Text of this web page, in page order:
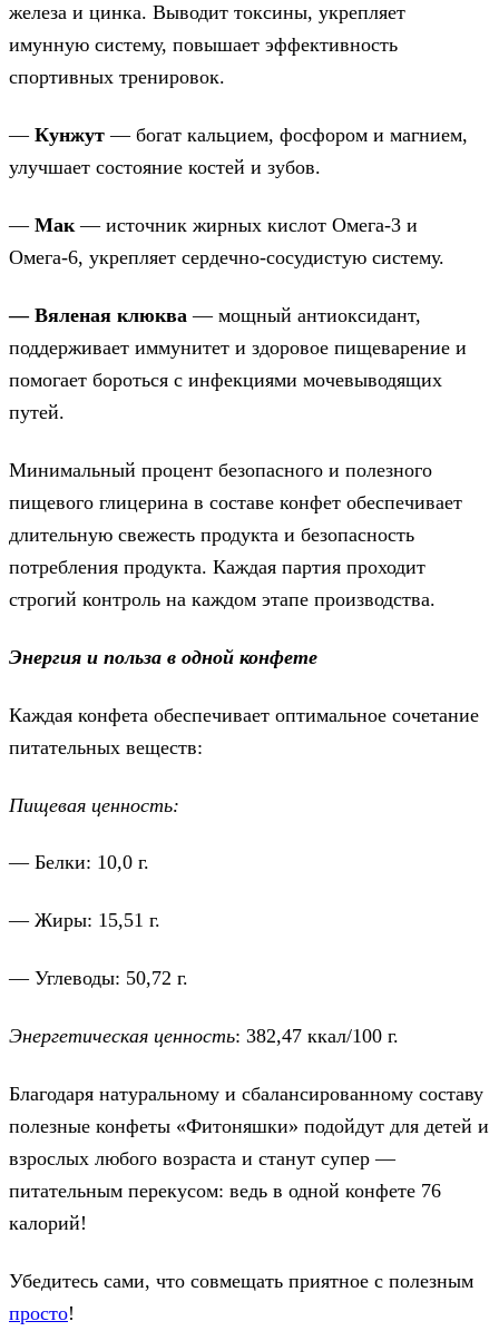
железа и цинка. Выводит токсины, укрепляет
имунную систему, повышает эффективность
спортивных тренировок.
— Кунжут — богат кальцием, фосфором и магнием,
улучшает состояние костей и зубов.
— Мак— источник жирных кислот Омега-3 и
Омега-6, укрепляет сердечно-сосудистую систему.
— Вяленая клюква — мощный антиоксидант,
поддерживает иммунитет и здоровое пищеварение и
помогает бороться с инфекциями мочевыводящих
путей.
Минимальный процент безопасного и полезного
пищевого глицерина в составе конфет обеспечивает
длительную свежесть продукта и безопасность
потребления продукта. Каждая партия проходит
строгий контроль на каждом этапе производства.
Энергия и польза в одной конфете
Каждая конфета обеспечивает оптимальное сочетание
питательных веществ:
Пищевая ценность:
— Белки: 10,0 г.
— Жиры: 15,51 г.
— Углеводы: 50,72 г.
Энергетическая ценность: 382,47 ккал/100 г.
Благодаря натуральному и сбалансированному составу
полезные конфеты «Фитоняшки» подойдут для детей и
взрослых любого возраста и станут супер —
питательным перекусом: ведь в одной конфете 76
калорий!
Убедитесь сами, что совмещать приятное с полезным
просто!